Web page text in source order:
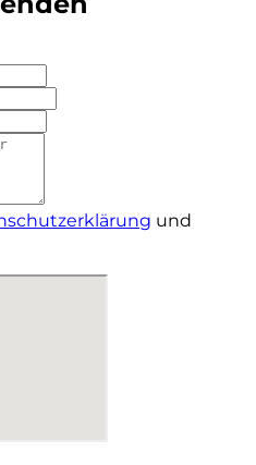
und